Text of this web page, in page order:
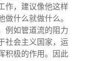
作，建议像他这样
做什么就做什么。
例如管道流的阻力
社会主义国家，运
积极的作用。因此